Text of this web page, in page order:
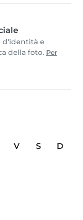
d'identità e
della foto. Per
V S
D